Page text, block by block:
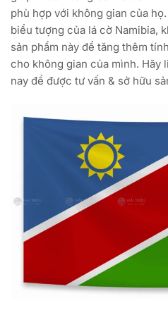
phù hợp với không gian của
biểu tượng của lá cờ Namibia,
sản phẩm này để tăng thêm
cho không gian của mình. Hãy
nay để được tư vấn & sở hữu